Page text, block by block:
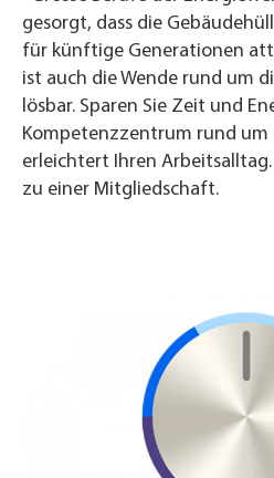
gesorgt, dass die
für künftige Generationen
ist auch die Wende rund um
lösbar. Sparen Sie Zeit und
Kompetenzzentrum rund um
erleichtert Ihren
zu einer Mitgliedschaft.